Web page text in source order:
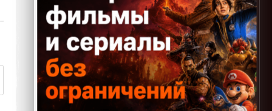
Очень классная
игрушка,большое спасибо!!!
kogokary →
10.07.2026 16:14
glbvoyea5806